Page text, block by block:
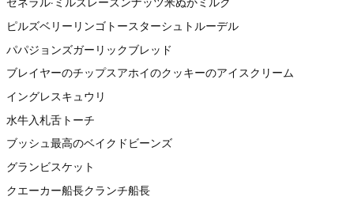
ピルズベリーリンゴトースターシュトルーデル
パパジョンズガーリックブレッド
ブレイヤーのチップスアホイのクッキーのアイスクリーム
イングレスキュウリ
水牛入札舌トーチ
ブッシュ最高のベイクドビーンズ
グランビスケット
クエーカー船長クランチ船長